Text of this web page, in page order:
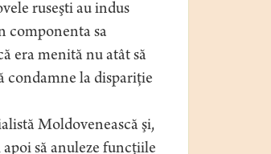
ruseşti au indus
componenta sa
era menită nu atât să
condamne la dispariţie
Moldovenească şi,
să anuleze funcţiile